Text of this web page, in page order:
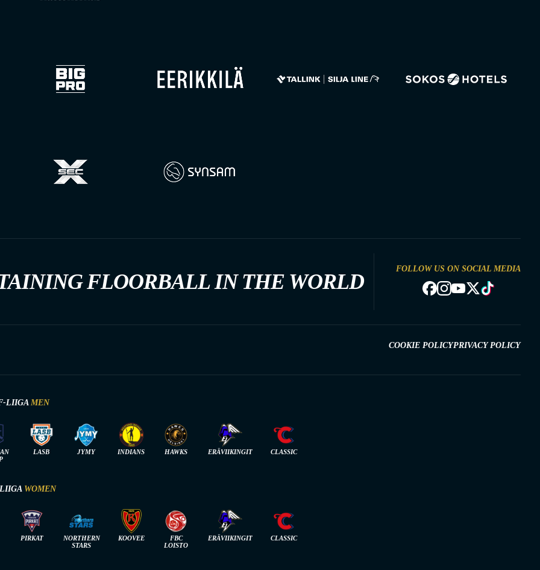
FLOORBALL IN THE WORLD
FOLLOW US ON SOCIAL MEDIA
COOKIE POLICYPRIVACY POLICY
LIIGA MEN
LASB JYMY INDIANS HAWKS ERÄVIIKINGIT CLASSIC
WOMEN
PIRKAT
NORTHERN
STARS
KOOVEE
FBC
LOISTO
ERÄVIIKINGIT CLASSIC